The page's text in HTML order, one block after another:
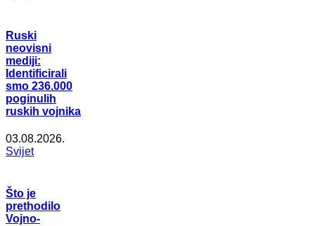
Ruski
neovisni
mediji:
Identificirali
smo 236.000
poginulih
ruskih vojnika
03.08.2026.
Svijet
Što je
prethodilo
Vojno-